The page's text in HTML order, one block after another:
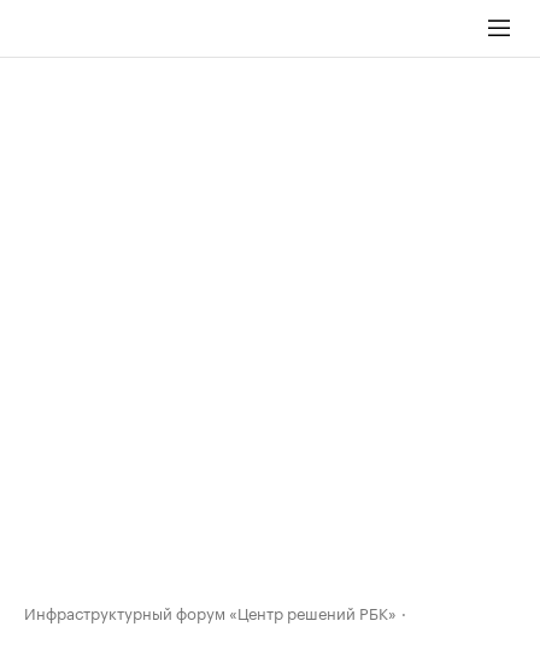
Инфраструктурный форум «Центр решений РБК»